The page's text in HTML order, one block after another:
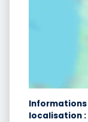
localisation :